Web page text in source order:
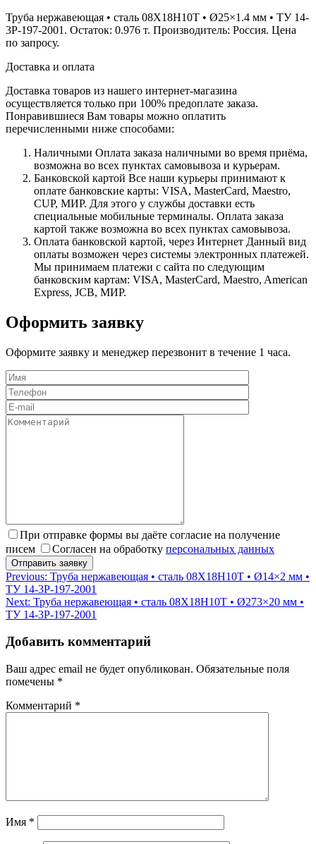
Труба нержавеющая • сталь 08Х18Н10Т • Ø25×1.4 мм • ТУ 14-
3Р-197-2001. Остаток: 0.976 т. Производитель: Россия. Цена
по запросу.
Доставка и оплата
Доставка товаров из нашего интернет-магазина
осуществляется только при 100% предоплате заказа.
Понравившиеся Вам товары можно оплатить
перечисленными ниже способами:
Наличными Оплата заказа наличными во время приёма,
возможна во всех пунктах самовывоза и курьерам.
Банковской картой Все наши курьеры принимают к
оплате банковские карты: VISA, MasterCard, Maestro,
CUP, МИР. Для этого у службы доставки есть
специальные мобильные терминалы. Оплата заказа
картой также возможна во всех пунктах самовывоза.
Оплата банковской картой, через Интернет Данный вид
оплаты возможен через системы электронных платежей.
Мы принимаем платежи с сайта по следующим
банковским картам: VISA, MasterCard, Maestro, American
Express, JCB, МИР.
Оформить заявку
Оформите заявку и менеджер перезвонит в течение 1 часа.
При отправке формы вы даёте согласие на получение
писем
Согласен на обработку персональных данных
Навигация
по
записям
Previous: Труба нержавеющая • сталь 08Х18Н10Т • Ø14×2 мм •
ТУ 14-3Р-197-2001
Next: Труба нержавеющая • сталь 08Х18Н10Т • Ø273×20 мм •
ТУ 14-3Р-197-2001
Добавить комментарий
Ваш адрес email не будет опубликован. Обязательные поля
помечены *
Комментарий *
Имя *